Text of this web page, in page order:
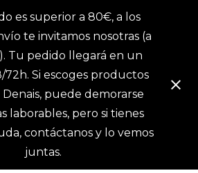
es superior a 80€, a los
te invitamos nosotras (a
Tu pedido llegará en un
72h. Si escoges productos
puede demorarse
laborables, pero si tienes
contáctanos y lo vemos
juntas.